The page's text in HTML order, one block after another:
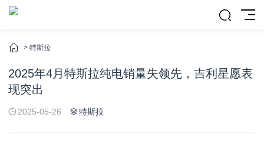
> 特斯拉
2025年4月特斯拉纯电销量失领先，吉利星愿表
现突出
2025-05-26 特斯拉